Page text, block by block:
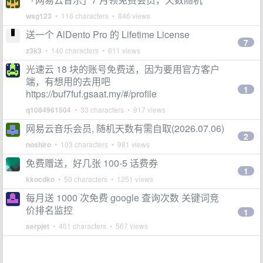
wsg123 • 116 characters • 846 views
送一个 AlDento Pro 的 Lifetime License
z3k3 • 140 characters • 611 views
7
光速云 18 块的账号免费送，因为要用官方客户
端，有想用的去用吧
https://buf7fuf.gsaat.my/#/profile
q1084961504 • 33 characters • 917 views
1
网易云音乐会员, 随机天数有需自取(2026.07.06)
noshiro • 103 characters • 981 views
2
免费赠送，好几张 100-5 话费券
kkocdko • 50 characters • 1251 views
1
每月送 1000 次免费 google 查询次数 关键词竞
价排名监控
serpjet • 461 characters • 567 views
1